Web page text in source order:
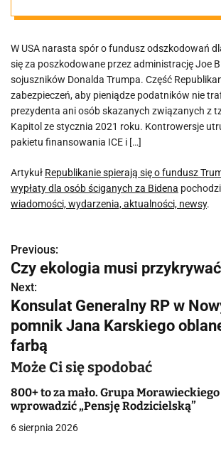
o wypłaty
osób
za Bidena
W USA narasta spór o fundusz odszkodowań
się za poszkodowane przez administrację Joe
sojuszników Donalda Trumpa. Część
zabezpieczeń, aby pieniądze podatników nie
prezydenta ani osób skazanych związanych z
Kapitol ze stycznia 2021 roku. Kontrowersje
pakietu finansowania ICE i […]
Artykuł Republikanie spierają się o fundusz
wypłaty dla osób ściganych za Bidena
wiadomości, wydarzenia, aktualności, newsy.
N
a
w
i
g
a
c
Previous:
Czy ekologia musi
Next:
Konsulat Generalny RP w
pomnik Jana Karskiego
farbą
Może Ci się spodobać
800+ to za mało. Grupa
wprowadzić „Pensję Rodzicielską”
6 sierpnia 2026